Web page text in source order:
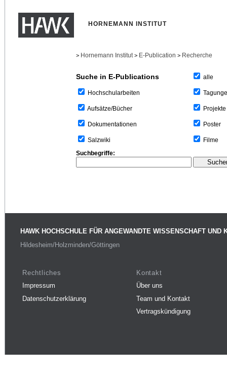
HORNEMANN INSTITUT
> Hornemann Institut > E-Publication > Recherche
Suche in E-Publications
Hochschularbeiten
Aufsätze/Bücher
Dokumentationen
Salzwiki
alle
Projekte
Poster
Filme
Suchbegriffe:
HAWK HOCHSCHULE FÜR ANGEWANDTE WISSENSCHAFT UND
Hildesheim/Holzminden/Göttingen
Rechtliches
Impressum
Datenschutzerklärung
Kontakt
Über uns
Team und Kontakt
Vertragskündigung